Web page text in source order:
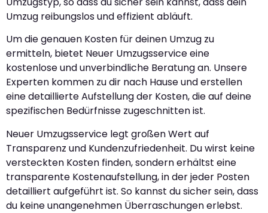
Umzug reibungslos und effizient abläuft.
Um die genauen Kosten für deinen Umzug zu
ermitteln, bietet Neuer Umzugsservice eine
kostenlose und unverbindliche Beratung an. Unsere
Experten kommen zu dir nach Hause und erstellen
eine detaillierte Aufstellung der Kosten, die auf deine
spezifischen Bedürfnisse zugeschnitten ist.
Neuer Umzugsservice legt großen Wert auf
Transparenz und Kundenzufriedenheit. Du wirst keine
versteckten Kosten finden, sondern erhältst eine
transparente Kostenaufstellung, in der jeder Posten
detailliert aufgeführt ist. So kannst du sicher sein, dass
du keine unangenehmen Überraschungen erlebst.